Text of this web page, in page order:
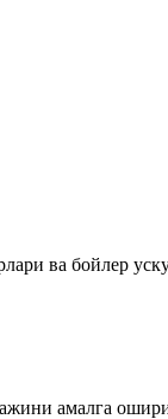
ва бойлер
амалга